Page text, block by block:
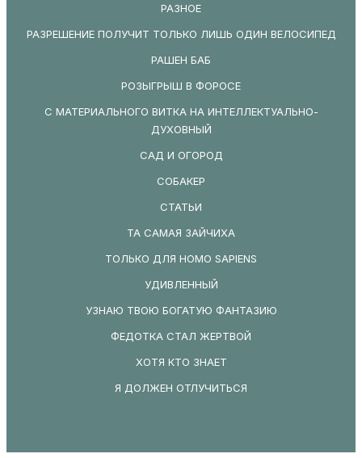
РАЗНОЕ
РАЗРЕШЕНИЕ ПОЛУЧИТ ТОЛЬКО ЛИШЬ ОДИН ВЕЛОСИПЕД
РАШЕН БАБ
РОЗЫГРЫШ В ФОРОСЕ
С МАТЕРИАЛЬНОГО ВИТКА НА ИНТЕЛЛЕКТУАЛЬНО-
ДУХОВНЫЙ
САД И ОГОРОД
СОБАКЕР
СТАТЬИ
ТА САМАЯ ЗАЙЧИХА
ТОЛЬКО ДЛЯ HOMO SAPIENS
УДИВЛЕННЫЙ
УЗНАЮ ТВОЮ БОГАТУЮ ФАНТАЗИЮ
ФЕДОТКА СТАЛ ЖЕРТВОЙ
ХОТЯ КТО ЗНАЕТ
Я ДОЛЖЕН ОТЛУЧИТЬСЯ